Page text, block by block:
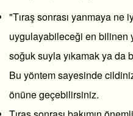
"Tıraş sonrası yanmaya ne
uygulayabileceği en bilinen
soğuk suyla yıkamak ya da
Bu yöntem sayesinde
önüne geçebilirsiniz.